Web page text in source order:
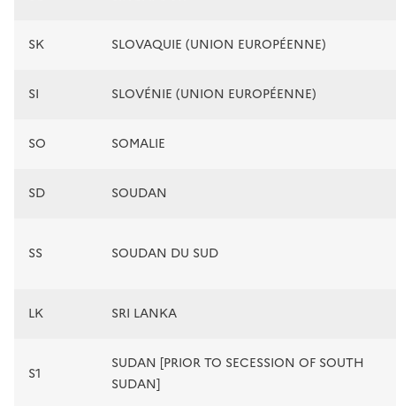
SK SLOVAQUIE (UNION EUROPÉENNE)
SI SLOVÉNIE (UNION EUROPÉENNE)
SO SOMALIE
SD SOUDAN
SS SOUDAN DU SUD
LK SRI LANKA
S1
SUDAN [PRIOR TO SECESSION OF SOUTH
SUDAN]